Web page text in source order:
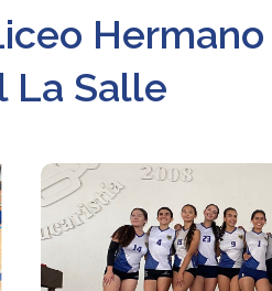
Hermano
La Salle